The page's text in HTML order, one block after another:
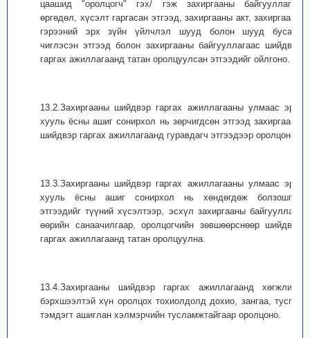
цаашид "оролцогч" гэх/ гэж захиргааны байгууллагад
өргөдөл, хүсэлт гаргасан этгээд, захиргааны акт, захиргааны
гэрээний эрх зүйн үйлчлэл шууд болон шууд бусаар
чиглэсэн этгээд болон захиргааны байгууллагаас шийдвэр
гаргах ажиллагаанд татан оролцуулсан этгээдийг ойлгоно.
13.2.Захиргааны шийдвэр гаргах ажиллагааны улмаас эрх,
хууль ёсны ашиг сонирхол нь зөрчигдсөн этгээд захиргааны
шийдвэр гаргах ажиллагаанд гуравдагч этгээдээр оролцоно.
13.3.Захиргааны шийдвэр гаргах ажиллагааны улмаас эрх,
хууль ёсны ашиг сонирхол нь хөндөгдөж болзошгүй
этгээдийг түүний хүсэлтээр, эсхүл захиргааны байгууллага
өөрийн санаачилгаар, оролцогчийн зөвшөөрснөөр шийдвэр
гаргах ажиллагаанд татан оролцуулна.
13.4.Захиргааны шийдвэр гаргах ажиллагаанд хөгжлийн
бэрхшээлтэй хүн оролцох тохиолдолд дохио, зангаа, тусгай
тэмдэгт ашиглан хэлмэрчийн тусламжтайгаар оролцоно.